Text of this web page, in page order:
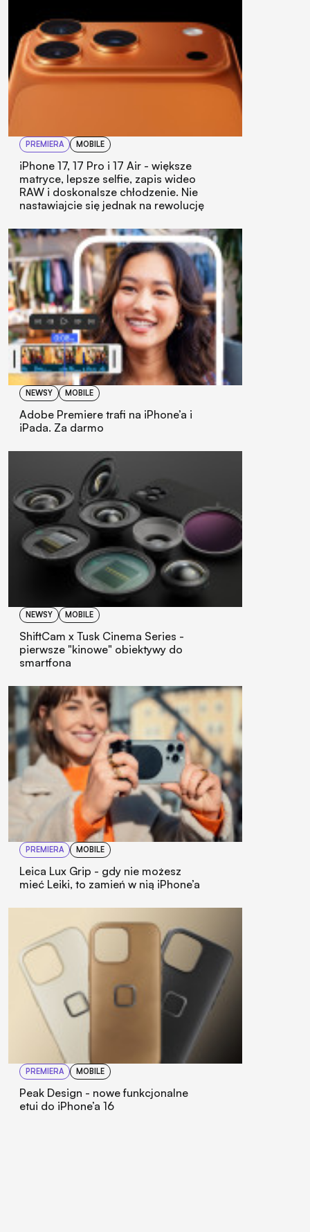
PREMIERA MOBILE
iPhone 17, 17 Pro i 17 Air - większe
matryce, lepsze selfie, zapis wideo
RAW i doskonalsze chłodzenie. Nie
nastawiajcie się jednak na rewolucję
NEWSY MOBILE
Adobe Premiere trafi na iPhone’a i
iPada. Za darmo
NEWSY MOBILE
ShiftCam x Tusk Cinema Series -
pierwsze "kinowe" obiektywy do
smartfona
PREMIERA MOBILE
Leica Lux Grip - gdy nie możesz
mieć Leiki, to zamień w nią iPhone’a
PREMIERA MOBILE
Peak Design - nowe funkcjonalne
etui do iPhone’a 16